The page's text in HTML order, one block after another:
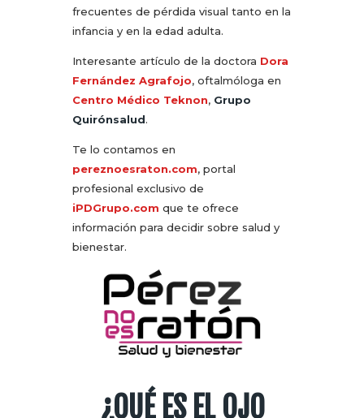
frecuentes de pérdida visual tanto en la
infancia y en la edad adulta.
Interesante artículo de la doctora Dora
Fernández Agrafojo, oftalmóloga en
Centro Médico Teknon, Grupo
Quirónsalud.
Te lo contamos en
pereznoesraton.com, portal
profesional exclusivo de
iPDGrupo.com que te ofrece
información para decidir sobre salud y
bienestar.
¿QUÉ ES EL OJO